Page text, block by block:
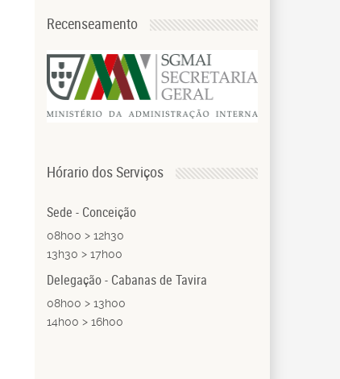
Recenseamento
Hórario dos Serviços
Sede - Conceição
08h00 > 12h30
13h30 > 17h00
Delegação - Cabanas de Tavira
08h00 > 13h00
14h00 > 16h00